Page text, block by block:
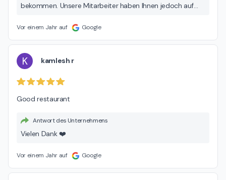
bekommen. Unsere Mitarbeiter haben Ihnen jedoch auf
besetzt ist und leider keine freien Plätze zur Verfügung
Vielen Dank ❤️
Vor einem Jahr auf Google
K kamlesh r
Good restaurant
Antwort des Unternehmens
Vielen Dank ❤️
Vor einem Jahr auf Google